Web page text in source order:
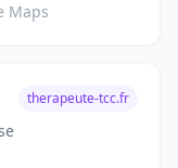
Maps
therapeute-tcc.fr